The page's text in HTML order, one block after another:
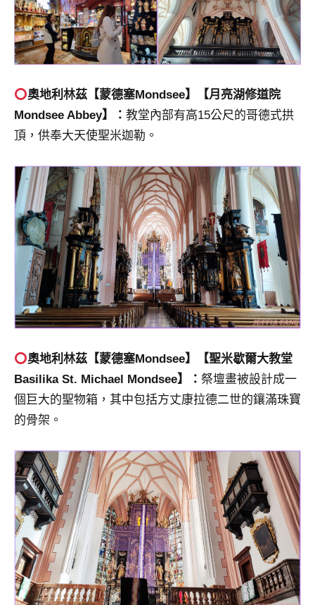
奧地利林茲【蒙德塞Mondsee】【月亮湖修道院
Mondsee Abbey】： 教堂內部有高15公尺的哥德式拱
頂，供奉大天使聖米迦勒。
奧地利林茲【蒙德塞Mondsee】【聖米歇爾大教堂
Basilika St. Michael Mondsee】： 祭壇畫被設計成一
個巨大的聖物箱，其中包括方丈康拉德二世的鑲滿珠寶
的骨架。